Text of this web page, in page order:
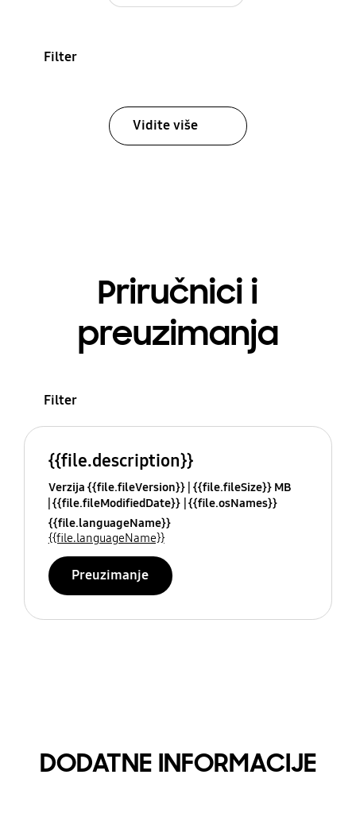
Filter
Vidite više
Priručnici i
preuzimanja
Filter
{{file.description}}
Verzija {{file.fileVersion}} {{file.fileSize}} MB
{{file.fileModifiedDate}} {{file.osNames}}
{{file.languageName}}
{{file.languageName}}
Preuzimanje
DODATNE INFORMACIJE